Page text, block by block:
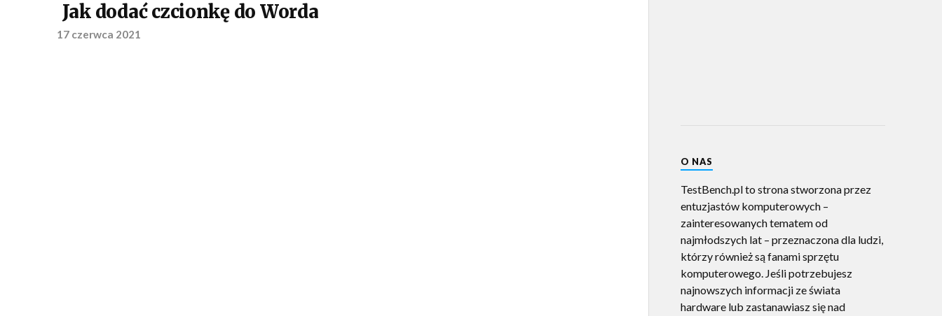
Jak dodać czcionkę do Worda
17 czerwca 2021
O NAS
TestBench.pl to strona stworzona przez
entuzjastów komputerowych –
zainteresowanych tematem od
najmłodszych lat – przeznaczona dla ludzi,
którzy również są fanami sprzętu
komputerowego. Jeśli potrzebujesz
najnowszych informacji ze świata
hardware lub zastanawiasz się nad